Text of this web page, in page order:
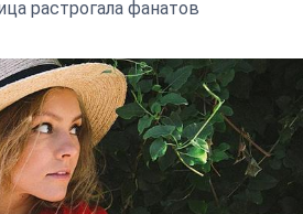
растрогала фанатов